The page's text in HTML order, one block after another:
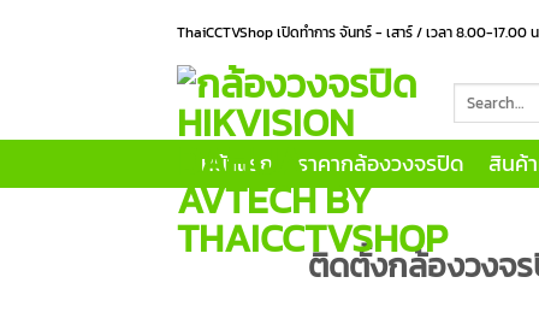
ThaiCCTVShop เปิดทำการ จันทร์ - เสาร์ / เวลา 8.00-
for:
หน้าแรก ราคากล้องวงจรปิด สินค้
ติดตั้งกล้องวงจ